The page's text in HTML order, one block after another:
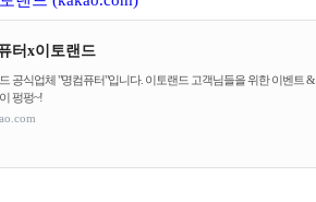
터x이토랜드
공식업체 "명컴퓨터"입니다. 이토랜드 고객님들을 위한 이벤트 &
펑펑~!